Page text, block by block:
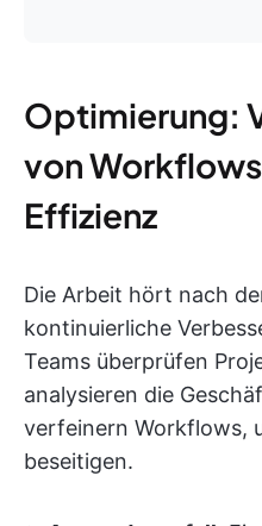
Optimierung:
von
Effizienz
Die Arbeit hört nach
kontinuierliche
Teams überprüfen
analysieren die
verfeinern Workflows,
beseitigen.